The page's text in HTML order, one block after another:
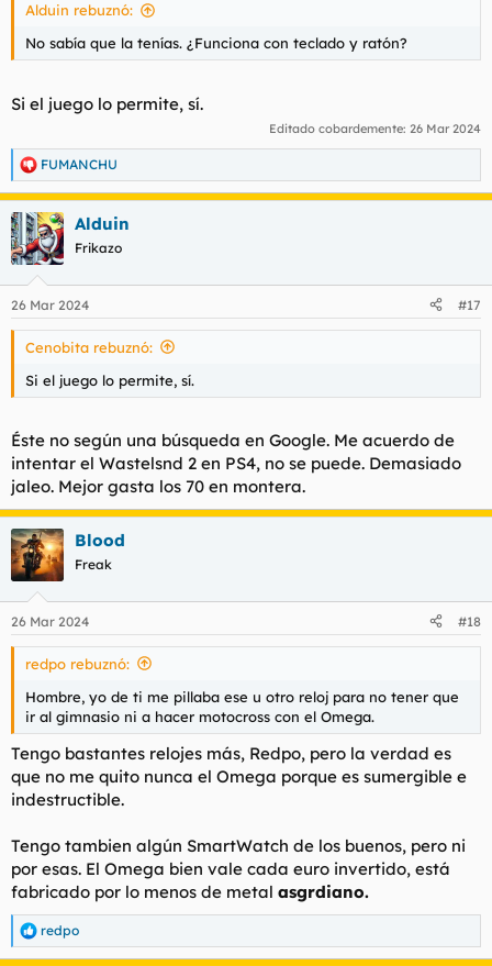
Alduin rebuznó:
No sabía que la tenías. ¿Funciona con teclado y ratón?
Si el juego lo permite, sí.
Editado cobardemente: 26 Mar 2024
R
e
a
c
c
i
e
s
FUMANCHU
Alduin
Frikazo
26 Mar 2024 #17
Cenobita rebuznó:
Si el juego lo permite, sí.
Éste no según una búsqueda en Google. Me acuerdo de
intentar el Wastelsnd 2 en PS4, no se puede. Demasiado
jaleo. Mejor gasta los 70 en montera.
Blood
Freak
26 Mar 2024 #18
redpo rebuznó:
Hombre, yo de ti me pillaba ese u otro reloj para no tener que
ir al gimnasio ni a hacer motocross con el Omega.
Tengo bastantes relojes más, Redpo, pero la verdad es
que no me quito nunca el Omega porque es sumergible e
indestructible.
Tengo tambien algún SmartWatch de los buenos, pero ni
por esas. El Omega bien vale cada euro invertido, está
fabricado por lo menos de metal asgrdiano.
R
e
redpo